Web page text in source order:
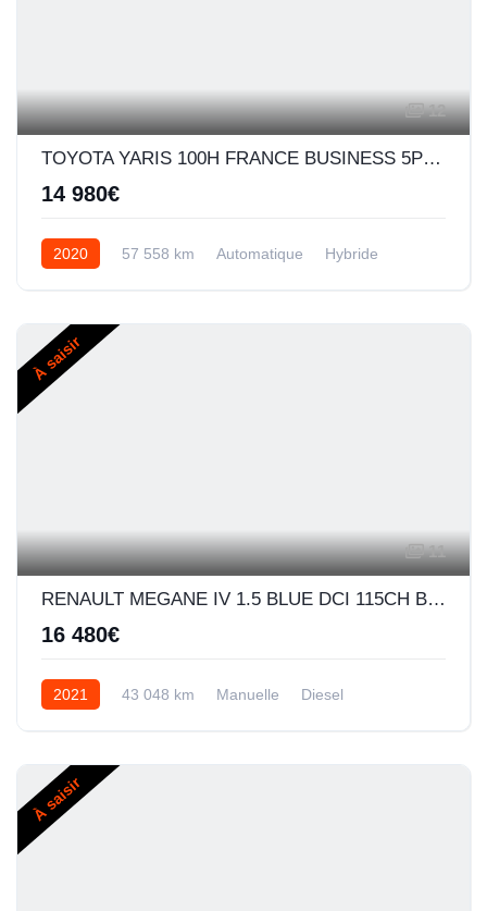
12
TOYOTA YARIS 100H FRANCE BUSINESS 5P MY19
14 980€
2020 57 558 km Automatique Hybride
À saisir
11
RENAULT MEGANE IV 1.5 BLUE DCI 115CH BUSINESS -21N
16 480€
2021 43 048 km Manuelle Diesel
À saisir